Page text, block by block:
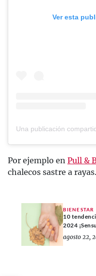
Ver esta
Por ejemplo en Pull &
chalecos sastre a rayas.
BIENESTAR
10
2024
agosto 22,